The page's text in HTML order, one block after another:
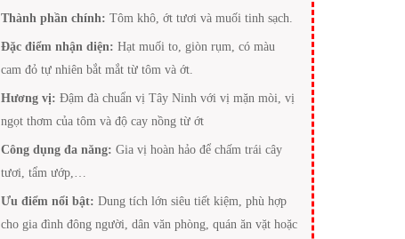
Thành phần chính: Tôm khô, ớt tươi và muối tinh sạch.
Đặc điểm nhận diện: Hạt muối to, giòn rụm, có màu
cam đỏ tự nhiên bắt mắt từ tôm và ớt.
Hương vị: Đậm đà chuẩn vị Tây Ninh với vị mặn mòi, vị
ngọt thơm của tôm và độ cay nồng từ ớt
Công dụng đa năng:Gia vị hoàn hảo để chấm trái cây
tươi, tẩm ướp,…
Ưu điểm nổi bật: Dung tích lớn siêu tiết kiệm, phù hợp
cho gia đình đông người, dân văn phòng, quán ăn vặt hoặc